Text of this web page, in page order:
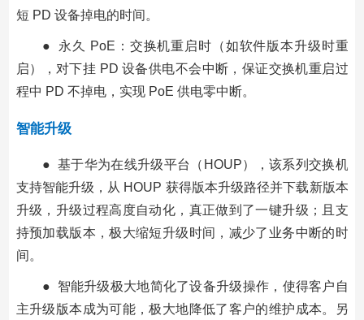
短 PD 设备掉电的时间。
● 永久 PoE：交换机重启时（如软件版本升级时重
启），对下挂 PD 设备供电不会中断，保证交换机重启过
程中 PD 不掉电，实现 PoE 供电零中断。
智能升级
● 基于华为在线升级平台（HOUP），该系列交换机
支持智能升级，从 HOUP 获得版本升级路径并下载新版本
升级，升级过程高度自动化，真正做到了一键升级；且支
持预加载版本，极大缩短升级时间，减少了业务中断的时
间。
● 智能升级极大地简化了设备升级操作，使得客户自
主升级版本成为可能，极大地降低了客户的维护成本。另